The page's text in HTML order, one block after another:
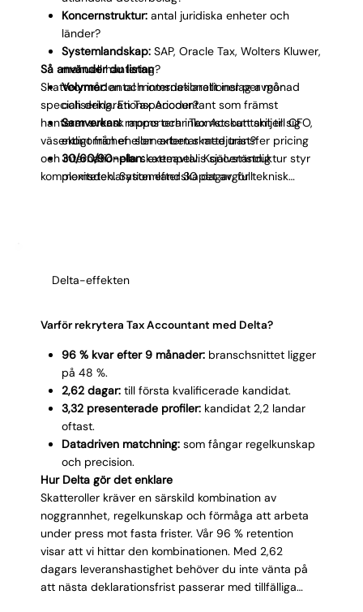
Koncernstruktur:antal juridiska enheter och
länder?
Systemlandskap:SAP, Oracle Tax, Wolters Kluwer,
manuell hantering?
Volymer:antal momsdeklarationer per månad
och deklarationsperioder?
Samverkan:rapporterar Tax Accountant till CFO,
ekonomichef eller extern skattejurist?
30/60/90-plan:exempelvis självständig
momsdeklaration efter 30 dagar, full
Så använder du listan
Skatteområden och internationellt inslag avgör
specialisering. En Tax Accountant som främst
hanterar svensk moms och inkomstskatt skiljer sig
väsentligt från en som arbetar med transfer pricing
och internationella skatteavtal. Koncernstruktur styr
komplexiteten. Systemlandskapet avgör teknisk
Delta-effekten
Varför rekrytera Tax Accountant med Delta?
96 % kvar efter 9 månader:branschsnittet ligger
på 48 %.
2,62 dagar:till första kvalificerade kandidat.
3,32 presenterade profiler:kandidat 2,2 landar
oftast.
Datadriven matchning:som fångar regelkunskap
och precision.
Hur Delta gör det enklare
Skatteroller kräver en särskild kombination av
noggrannhet, regelkunskap och förmåga att arbeta
under press mot fasta frister. Vår 96 % retention
visar att vi hittar den kombinationen. Med 2,62
dagars leveranshastighet behöver du inte vänta på
att nästa deklarationsfrist passerar med tillfälliga